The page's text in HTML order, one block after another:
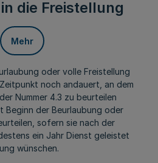
die Freistellung
Mehr
oder volle Freistellung
noch andauert, an dem
Nummer 4.3 zu beurteilen
Beginn der Beurlaubung oder
sofern sie nach der
ein Jahr Dienst geleistet
wünschen.